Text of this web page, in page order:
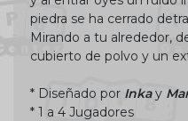
piedra se ha cerrado
Mirando a tu alrededor,
cubierto de polvo y un
* Diseñado por Inkay
* 1 a 4 Jugadores